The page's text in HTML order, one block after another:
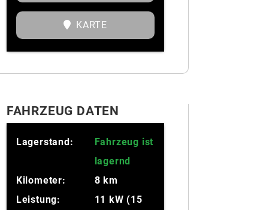
KARTE
FAHRZEUG DATEN
Lagerstand:
Fahrzeug ist
lagernd
Kilometer:
8 km
Leistung:
11 kW (15